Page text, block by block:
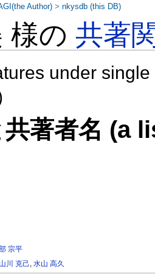
様の共著
under
共著者名 (a
宗平
山川 克己 ,水山 高久
Author) >nkysdb (this DB)